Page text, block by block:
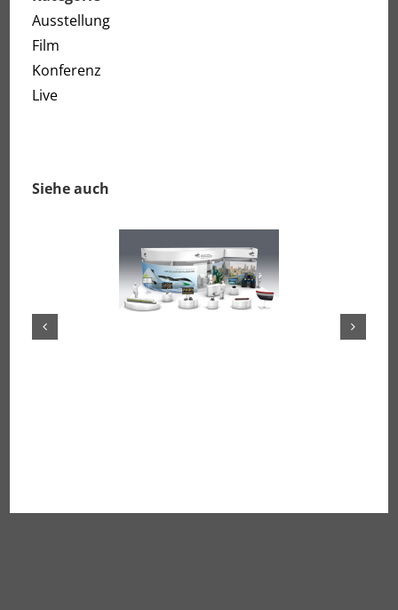
Ausstellung
Film
Konferenz
Live
Siehe auch
Virtuelles Symposium
“Zug zur Digitalisierung”